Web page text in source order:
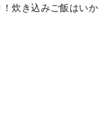
炊き込みご飯はいか